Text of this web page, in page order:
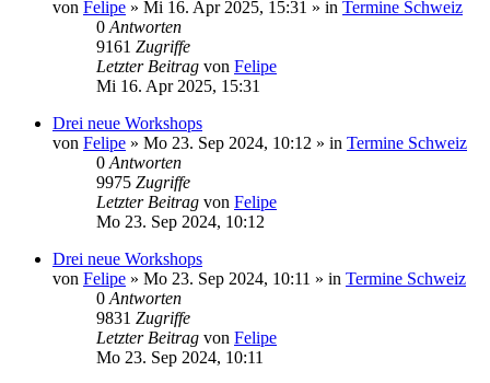
von Felipe » Mi 16. Apr 2025, 15:31 » in Termine Schweiz
0 Antworten
9161 Zugriffe
Letzter Beitrag von Felipe
Mi 16. Apr 2025, 15:31
Drei neue Workshops
von Felipe » Mo 23. Sep 2024, 10:12 » in Termine Schweiz
0 Antworten
9975 Zugriffe
Letzter Beitrag von Felipe
Mo 23. Sep 2024, 10:12
Drei neue Workshops
von Felipe » Mo 23. Sep 2024, 10:11 » in Termine Schweiz
0 Antworten
9831 Zugriffe
Letzter Beitrag von Felipe
Mo 23. Sep 2024, 10:11